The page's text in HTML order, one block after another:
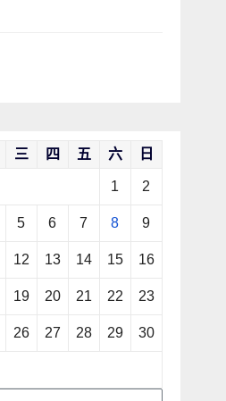
三 四 五 六 日
1 2
5 6 7 8 9
12 13 14 15 16
19 20 21 22 23
26 27 28 29 30